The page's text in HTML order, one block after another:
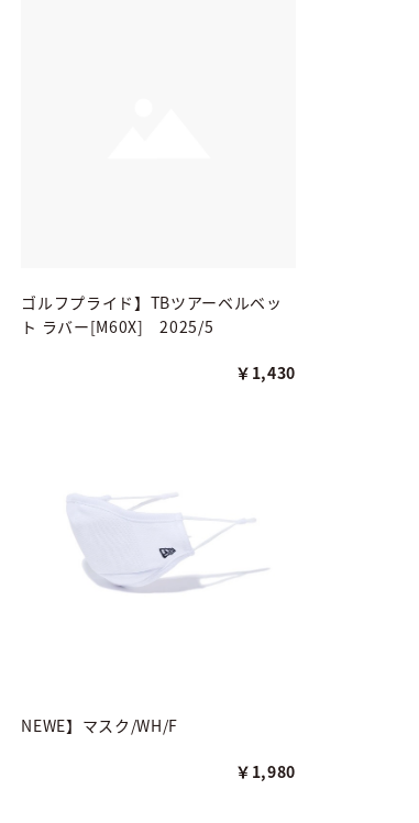
ゴルフプライド】TBツアーベルベッ
ト ラバー[M60X] 2025/5
￥1,430
NEWE】マスク/WH/F
￥1,980